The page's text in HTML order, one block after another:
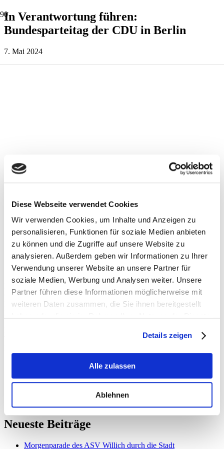
Diese Webseite verwendet Cookies
Wir verwenden Cookies, um Inhalte und Anzeigen zu
personalisieren, Funktionen für soziale Medien anbieten
zu können und die Zugriffe auf unsere Website zu
analysieren. Außerdem geben wir Informationen zu Ihrer
Verwendung unserer Website an unsere Partner für
soziale Medien, Werbung und Analysen weiter. Unsere
Partner führen diese Informationen möglicherweise mit
weiteren Daten zusammen, die Sie ihnen bereitgestellt
Details zeigen
Alle zulassen
Ablehnen
In Verantwortung führen:
Bundesparteitag der CDU in Berlin
7. Mai 2024
In Verantwortung führen.
Heute hat der Bundesparteitag der CDU in Berlin begonnen.
Gemeinsam mit meinen Kolleginnen und Kollegen aus der CDU
Kreis Viersen Henriette Gehse, Stefan Berger, Angelika Feller und
Heute stehen die Wahlen zum Bundesvorstand und morgen die
Verabschiedung des neuen Grundsatzprogramms auf dem
Neueste Beiträge
Morgenparade des ASV Willich durch die Stadt